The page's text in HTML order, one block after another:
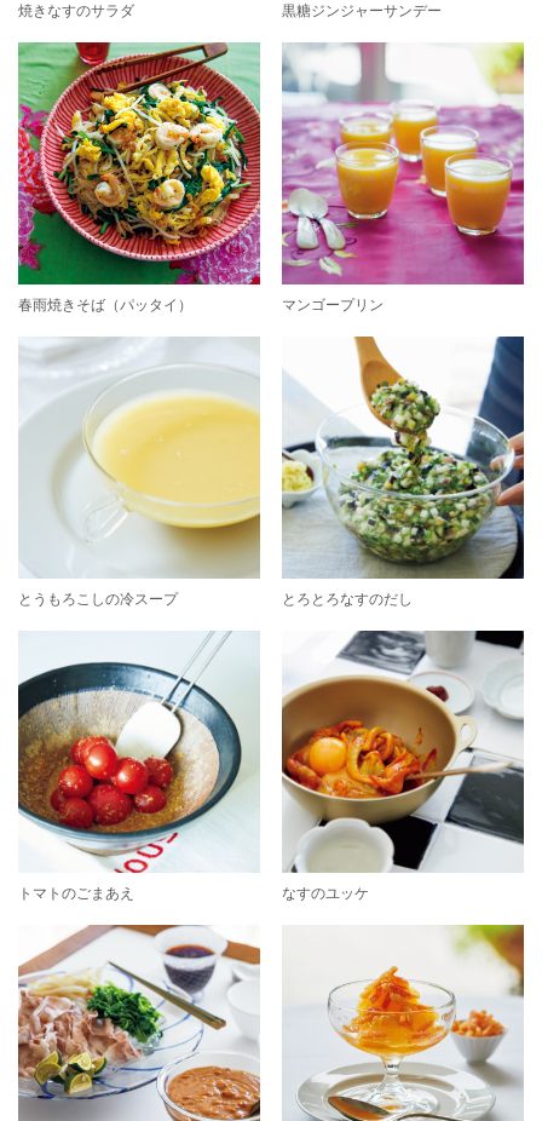
焼きなすのサラダ 黒糖ジンジャーサンデー
春雨焼きそば（パッタイ） マンゴープリン
とうもろこしの冷スープ とろとろなすのだし
トマトのごまあえ なすのユッケ